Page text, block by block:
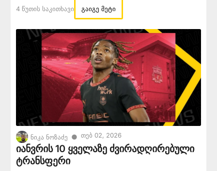
4 Წუთის Საკითხავი გაიგე მეტი
ნიკა ნოზაძე ● Თებ 02, 2026
იანვრის 10 ყველაზე ძვირადღირებული
ტრანსფერი